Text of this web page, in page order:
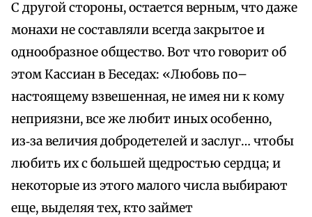
С другой стороны, остается верным, что даже
монахи не составляли всегда закрытое и
однообразное общество. Вот что говорит об
этом Кассиан в Беседах: «Любовь по–
настоящему взвешенная, не имея ни к кому
неприязни, все же любит иных особенно,
из‑за величия добродетелей и заслуг… чтобы
любить их с большей щедростью сердца; и
некоторые из этого малого числа выбирают
еще, выделяя тех, кто займет